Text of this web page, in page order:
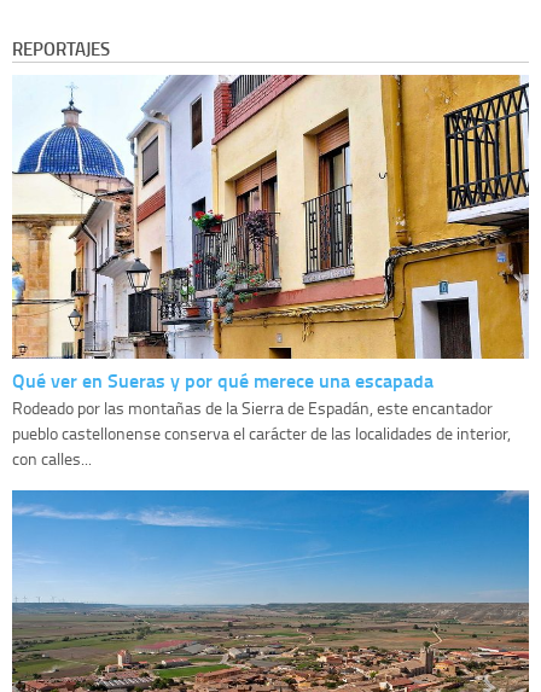
REPORTAJES
Qué ver en Sueras y por qué merece una escapada
Rodeado por las montañas de la Sierra de Espadán, este encantador
pueblo castellonense conserva el carácter de las localidades de interior,
con calles...